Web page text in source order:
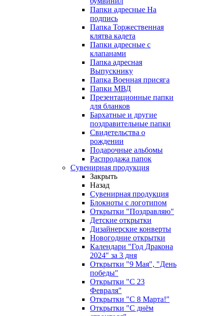
Папки адресные На
подпись
Папка Торжественная
клятва кадета
Папки адресные с
клапанами
Папка адресная
Выпускнику
Папка Военная присяга
Папки МВД
Презентационные папки
для бланков
Бархатные и другие
поздравительные папки
Свидетельства о
рождении
Подарочные альбомы
Распродажа папок
Сувенирная продукция
Закрыть
Назад
Сувенирная продукция
Блокноты с логотипом
Открытки "Поздравляю"
Детские открытки
Дизайнерские конверты
Новогодние открытки
Календари "Год Дракона
2024" за 3 дня
Открытки "9 Мая", "День
победы"
Открытки "С 23
Февраля"
Открытки "С 8 Марта!"
Открытки "С днём